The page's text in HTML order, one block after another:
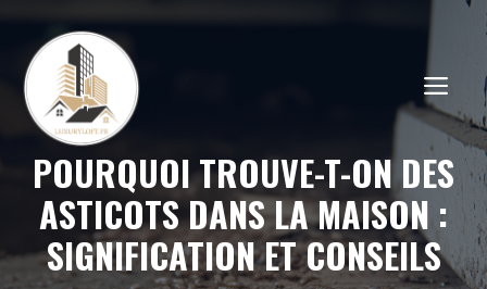
contenu
POURQUOI TROUVE-T-ON DES
ASTICOTS DANS LA MAISON :
SIGNIFICATION ET CONSEILS